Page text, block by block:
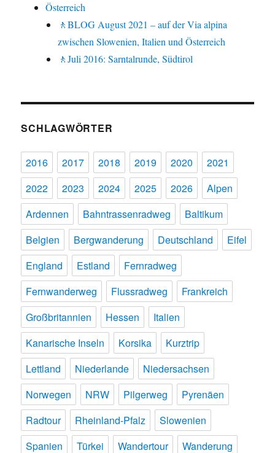
Österreich
🚶BLOG August 2021 – auf der Via alpina
zwischen Slowenien, Italien und Österreich
🚶Juli 2016: Sarntalrunde, Südtirol
SCHLAGWÖRTER
2016 2017 2018 2019 2020
2021
2022
2023 2024 2025 2026
Alpen
Ardennen
Bahntrassenradweg
Baltikum
Belgien
Bergwanderung Deutschland
Eifel
England
Estland
Fernradweg
Fernwanderweg
Flussradweg
Frankreich
Großbritannien
Hessen
Italien
Kanarische Inseln
Korsika
Kurztrip
Lettland
Niederlande
Niedersachsen
Norwegen
NRW Pilgerweg
Pyrenäen
Radtour
Rheinland-Pfalz
Slowenien
Spanien
Türkei Wandertour Wanderung